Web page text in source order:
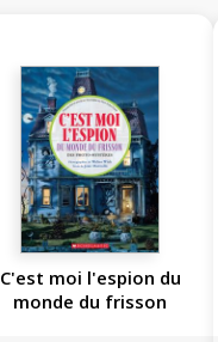
C'est moi l'espion du
monde du frisson